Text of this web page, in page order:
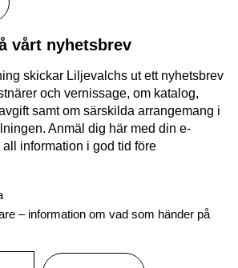
vårt nyhetsbrev
skickar Liljevalchs ut ett nyhetsbrev
och vernissage, om katalog,
samt om särskilda arrangemang i
Anmäl dig här med din e-
information i god tid före
– information om vad som händer på